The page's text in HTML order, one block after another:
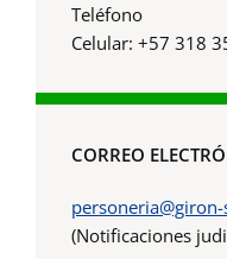
Teléfono
Celular: +57 318
CORREO
(Notificaciones